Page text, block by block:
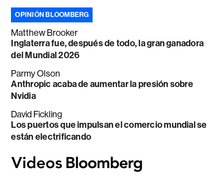
OPINIÓN BLOOMBERG
Matthew Brooker
Inglaterra fue, después de todo, la gran ganadora
del Mundial 2026
Parmy Olson
Anthropic acaba de aumentar la presión sobre
Nvidia
David Fickling
Los puertos que impulsan el comercio mundial se
están electrificando